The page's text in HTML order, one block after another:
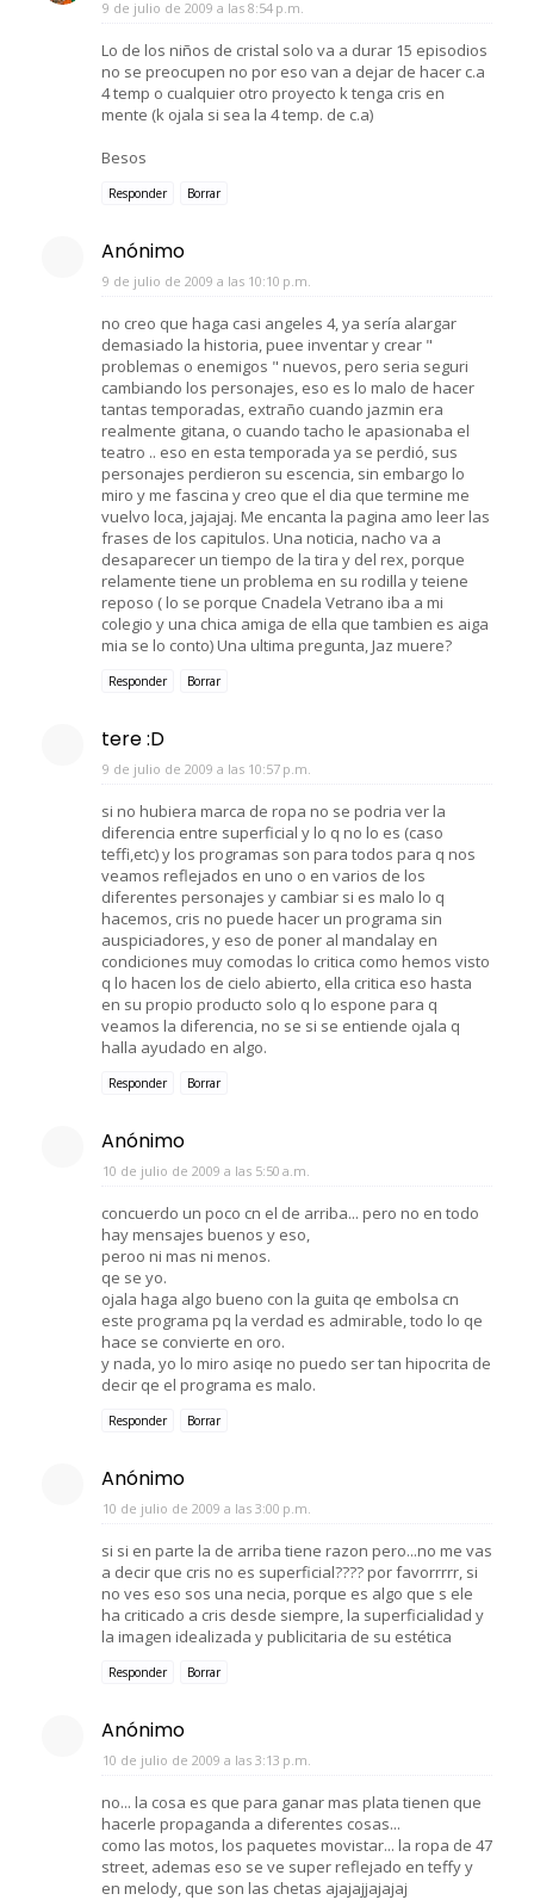
9 de julio de 2009 a las 8:54 p.m.
Lo de los niños de cristal solo va a durar 15 episodios
no se preocupen no por eso van a dejar de hacer c.a
4 temp o cualquier otro proyecto k tenga cris en
mente (k ojala si sea la 4 temp. de c.a)
Besos
Responder Borrar
Anónimo
9 de julio de 2009 a las 10:10 p.m.
no creo que haga casi angeles 4, ya sería alargar
demasiado la historia, puee inventar y crear "
problemas o enemigos " nuevos, pero seria seguri
cambiando los personajes, eso es lo malo de hacer
tantas temporadas, extraño cuando jazmin era
realmente gitana, o cuando tacho le apasionaba el
teatro .. eso en esta temporada ya se perdió, sus
personajes perdieron su escencia, sin embargo lo
miro y me fascina y creo que el dia que termine me
vuelvo loca, jajajaj. Me encanta la pagina amo leer las
frases de los capitulos. Una noticia, nacho va a
desaparecer un tiempo de la tira y del rex, porque
relamente tiene un problema en su rodilla y teiene
reposo ( lo se porque Cnadela Vetrano iba a mi
colegio y una chica amiga de ella que tambien es aiga
mia se lo conto) Una ultima pregunta, Jaz muere?
Responder Borrar
tere :D
9 de julio de 2009 a las 10:57 p.m.
si no hubiera marca de ropa no se podria ver la
diferencia entre superficial y lo q no lo es (caso
teffi,etc) y los programas son para todos para q nos
veamos reflejados en uno o en varios de los
diferentes personajes y cambiar si es malo lo q
hacemos, cris no puede hacer un programa sin
auspiciadores, y eso de poner al mandalay en
condiciones muy comodas lo critica como hemos visto
q lo hacen los de cielo abierto, ella critica eso hasta
en su propio producto solo q lo espone para q
veamos la diferencia, no se si se entiende ojala q
halla ayudado en algo.
Responder Borrar
Anónimo
10 de julio de 2009 a las 5:50 a.m.
concuerdo un poco cn el de arriba... pero no en todo
hay mensajes buenos y eso,
peroo ni mas ni menos.
qe se yo.
ojala haga algo bueno con la guita qe embolsa cn
este programa pq la verdad es admirable, todo lo qe
hace se convierte en oro.
y nada, yo lo miro asiqe no puedo ser tan hipocrita de
decir qe el programa es malo.
Responder Borrar
Anónimo
10 de julio de 2009 a las 3:00 p.m.
si si en parte la de arriba tiene razon pero...no me vas
a decir que cris no es superficial???? por favorrrrr, si
no ves eso sos una necia, porque es algo que s ele
ha criticado a cris desde siempre, la superficialidad y
la imagen idealizada y publicitaria de su estética
Responder Borrar
Anónimo
10 de julio de 2009 a las 3:13 p.m.
no... la cosa es que para ganar mas plata tienen que
hacerle propaganda a diferentes cosas...
como las motos, los paquetes movistar... la ropa de 47
street, ademas eso se ve super reflejado en teffy y
en melody, que son las chetas ajajajjajajaj